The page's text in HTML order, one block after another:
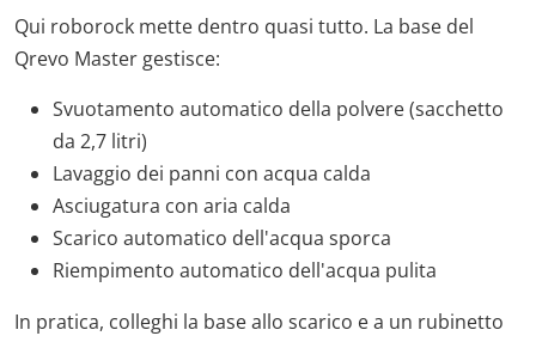
Qui roborock mette dentro quasi tutto. La base del
Qrevo Master gestisce:
Svuotamento automatico della polvere (sacchetto
da 2,7 litri)
Lavaggio dei panni con acqua calda
Asciugatura con aria calda
Scarico automatico dell'acqua sporca
Riempimento automatico dell'acqua pulita
In pratica, colleghi la base allo scarico e a un rubinetto